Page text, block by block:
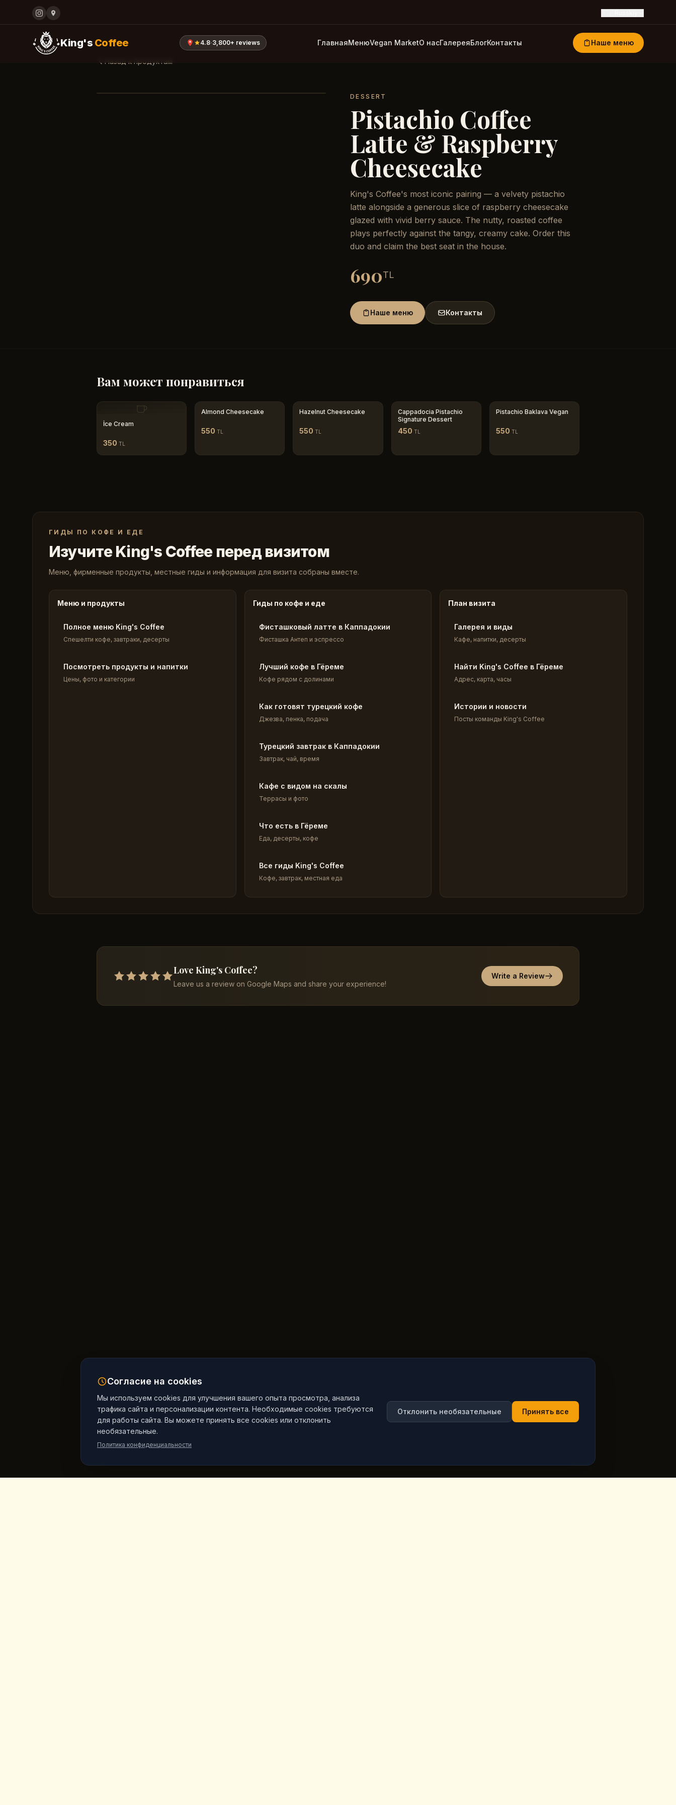
King's Coffee 4.8·3,800+ reviews ГлавнаяМенюVegan MarketО насГалереяБлогКонтакты Наше меню
Назад к продуктам
DESSERT
Pistachio Coffee
Latte & Raspberry
Cheesecake
King's Coffee's most iconic pairing — a velvety pistachio
latte alongside a generous slice of raspberry cheesecake
glazed with vivid berry sauce. The nutty, roasted coffee
plays perfectly against the tangy, creamy cake. Order this
duo and claim the best seat in the house.
690TL
Наше меню Контакты
Вам может понравиться
İce Cream
350 TL
Almond Cheesecake
550 TL
Hazelnut Cheesecake
550 TL
Cappadocia Pistachio
Signature Dessert
450 TL
Pistachio Baklava Vegan
550 TL
ГИДЫ ПО КОФЕ И ЕДЕ
Изучите King's Coffee перед визитом
Меню, фирменные продукты, местные гиды и информация для визита собраны вместе.
Меню и продукты
Полное меню King's Coffee
Спешелти кофе, завтраки, десерты
Посмотреть продукты и напитки
Цены, фото и категории
Гиды по кофе и еде
Фисташковый латте в Каппадокии
Фисташка Антеп и эспрессо
Лучший кофе в Гёреме
Кофе рядом с долинами
Как готовят турецкий кофе
Джезва, пенка, подача
Турецкий завтрак в Каппадокии
Завтрак, чай, время
Кафе с видом на скалы
Террасы и фото
Что есть в Гёреме
Еда, десерты, кофе
Все гиды King's Coffee
Кофе, завтрак, местная еда
План визита
Галерея и виды
Кафе, напитки, десерты
Найти King's Coffee в Гёреме
Адрес, карта, часы
Истории и новости
Посты команды King's Coffee
Love King's Coffee?
Leave us a review on Google Maps and share your experience!
Write a Review
Согласие на cookies
Мы используем cookies для улучшения вашего опыта просмотра, анализа
трафика сайта и персонализации контента. Необходимые cookies требуются
для работы сайта. Вы можете принять все cookies или отклонить
необязательные.
Политика конфиденциальности
Отклонить необязательные Принять все